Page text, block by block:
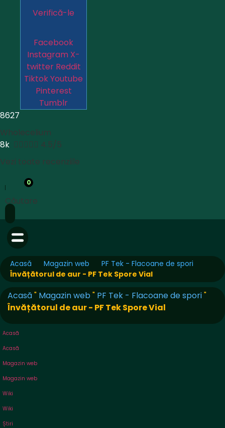
Verifică-le
Facebook
Instagram X-
twitter Reddit
TiktokYoutube
Pinterest
Tumblr
8627
Wholecelium
8k  4.5/5
Vezi toate recenziile
0
Căutare
Acasă Magazin web
PF Tek - Flacoane de spori
Învățătorul de aur - PF Tek Spore Vial
Acasă" Magazin web" PF Tek - Flacoane de spori"
Învățătorul de aur - PF Tek Spore Vial
Acasă
Acasă
Magazin web
Magazin web
Wiki
Wiki
Știri